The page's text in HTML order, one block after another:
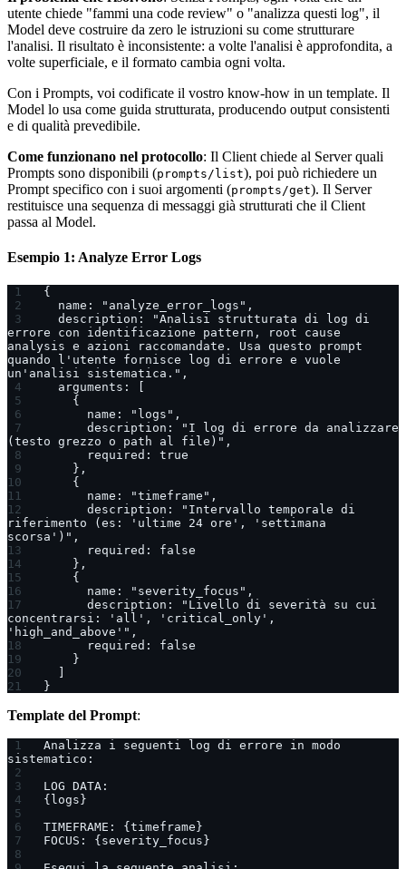
utente chiede "fammi una code review" o "analizza questi log", il
Model deve costruire da zero le istruzioni su come strutturare
l'analisi. Il risultato è inconsistente: a volte l'analisi è approfondita, a
volte superficiale, e il formato cambia ogni volta.
Con i Prompts, voi codificate il vostro know-how in un template. Il
Model lo usa come guida strutturata, producendo output consistenti
e di qualità prevedibile.
Come funzionano nel protocollo: Il Client chiede al Server quali
Prompts sono disponibili (prompts/list), poi può richiedere un
Prompt specifico con i suoi argomenti (prompts/get). Il Server
restituisce una sequenza di messaggi già strutturati che il Client
passa al Model.
Esempio 1: Analyze Error Logs
{
  name: "analyze_error_logs",
  description: "Analisi strutturata di log di
errore con identificazione pattern, root cause
analysis e azioni raccomandate. Usa questo prompt
quando l'utente fornisce log di errore e vuole
un'analisi sistematica.",
  arguments: [
    {
      name: "logs",
      description: "I log di errore da analizzare
(testo grezzo o path al file)",
      required: true
    },
    {
      name: "timeframe",
      description: "Intervallo temporale di
riferimento (es: 'ultime 24 ore', 'settimana
scorsa')",
      required: false
    },
    {
      name: "severity_focus",
      description: "Livello di severità su cui
concentrarsi: 'all', 'critical_only',
'high_and_above'",
      required: false
    }
}
Template del Prompt:
Analizza i seguenti log di errore in modo
sistematico:
LOG DATA:
{logs}
TIMEFRAME: {timeframe}
FOCUS: {severity_focus}